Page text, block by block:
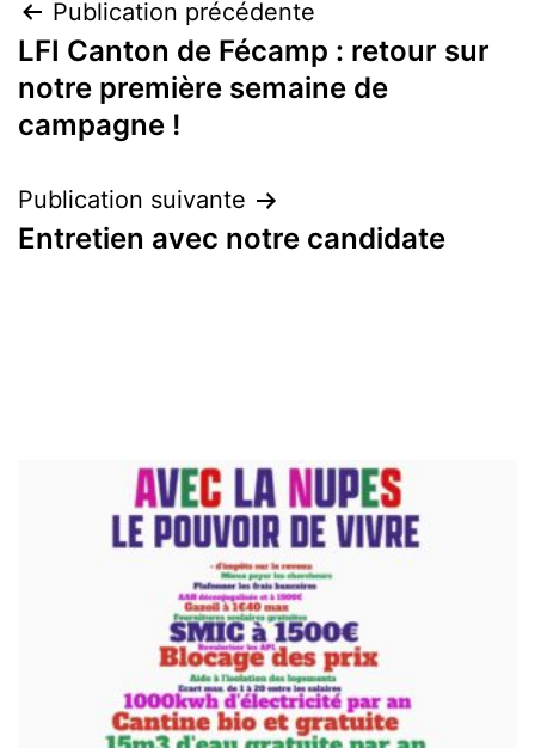
Navigation
de
l’article
Publication précédente
LFI Canton de Fécamp : retour sur
notre première semaine de
campagne !
Publication suivante
Entretien avec notre candidate